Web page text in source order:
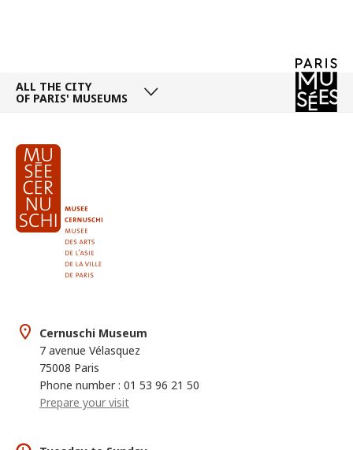
ALL THE CITY
OF PARIS' MUSEUMS
Cernuschi Museum
7 avenue Vélasquez
75008 Paris
Phone number : 01 53 96 21 50
Prepare your visit